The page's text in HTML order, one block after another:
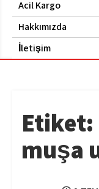
Acil Kargo
Hakkımızda
İletişim
Etiket:
muşa